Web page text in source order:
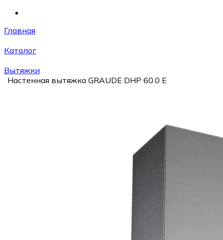
Главная
Каталог
Вытяжки
Настенная вытяжка GRAUDE DHP 60.0 E